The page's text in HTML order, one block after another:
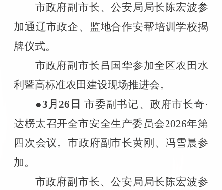
市政府副市长、公安局局长陈宏波参
加通辽市政企、监地合作安帮培训学校揭
牌仪式。
市政府副市长吕国华参加全区农田水
利暨高标准农田建设现场推进会。
●3 月 26 日市委副书记、政府市长奇·
达楞太召开全市安全生产委员会2026年第
四次会议。市政府副市长黄刚、冯雪晨参
加。
市政府副市长、公安局局长陈宏波参